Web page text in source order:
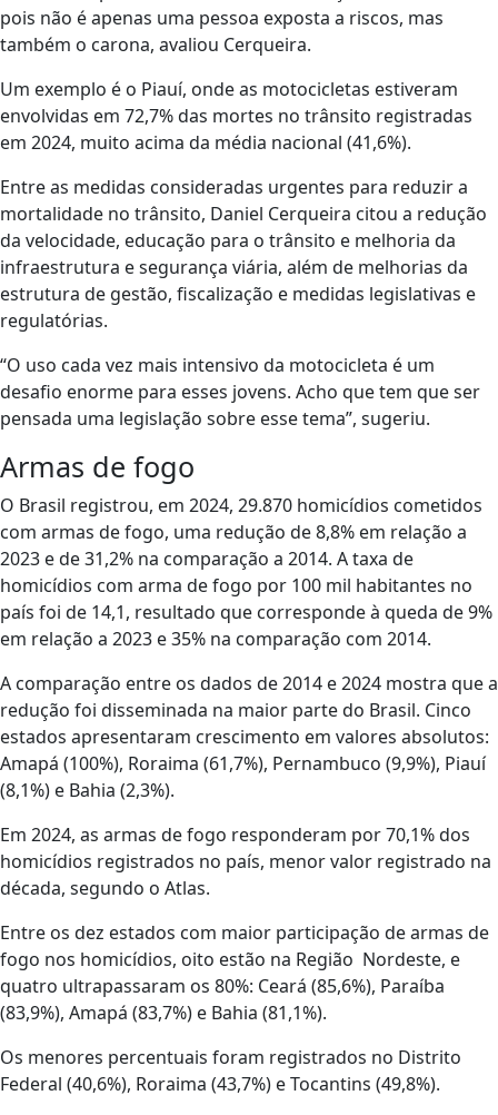
pois não é apenas uma pessoa exposta a riscos, mas
também o carona, avaliou Cerqueira.
Um exemplo é o Piauí, onde as motocicletas estiveram
envolvidas em 72,7% das mortes no trânsito registradas
em 2024, muito acima da média nacional (41,6%).
Entre as medidas consideradas urgentes para reduzir a
mortalidade no trânsito, Daniel Cerqueira citou a redução
da velocidade, educação para o trânsito e melhoria da
infraestrutura e segurança viária, além de melhorias da
estrutura de gestão, fiscalização e medidas legislativas e
regulatórias.
“O uso cada vez mais intensivo da motocicleta é um
desafio enorme para esses jovens. Acho que tem que ser
pensada uma legislação sobre esse tema”, sugeriu.
Armas de fogo
O Brasil registrou, em 2024, 29.870 homicídios cometidos
com armas de fogo, uma redução de 8,8% em relação a
2023 e de 31,2% na comparação a 2014. A taxa de
homicídios com arma de fogo por 100 mil habitantes no
país foi de 14,1, resultado que corresponde à queda de 9%
em relação a 2023 e 35% na comparação com 2014.
A comparação entre os dados de 2014 e 2024 mostra que a
redução foi disseminada na maior parte do Brasil. Cinco
estados apresentaram crescimento em valores absolutos:
Amapá (100%), Roraima (61,7%), Pernambuco (9,9%), Piauí
(8,1%) e Bahia (2,3%).
Em 2024, as armas de fogo responderam por 70,1% dos
homicídios registrados no país, menor valor registrado na
década, segundo o Atlas.
Entre os dez estados com maior participação de armas de
fogo nos homicídios, oito estão na Região Nordeste, e
quatro ultrapassaram os 80%: Ceará (85,6%), Paraíba
(83,9%), Amapá (83,7%) e Bahia (81,1%).
Os menores percentuais foram registrados no Distrito
Federal (40,6%), Roraima (43,7%) e Tocantins (49,8%).